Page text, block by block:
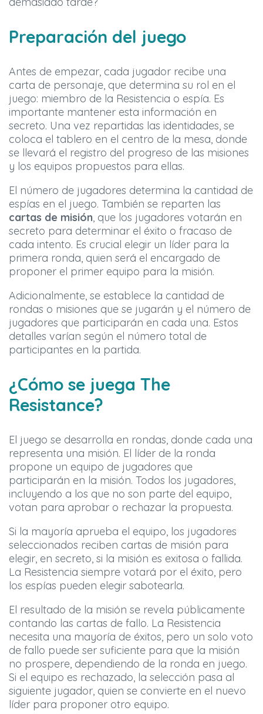
Preparación del juego
Antes de empezar, cada jugador recibe una
carta de personaje, que determina su rol en el
juego: miembro de la Resistencia o espía. Es
importante mantener esta información en
secreto. Una vez repartidas las identidades, se
coloca el tablero en el centro de la mesa, donde
se llevará el registro del progreso de las misiones
y los equipos propuestos para ellas.
El número de jugadores determina la cantidad de
espías en el juego. También se reparten las
cartas de misión, que los jugadores votarán en
secreto para determinar el éxito o fracaso de
cada intento. Es crucial elegir un líder para la
primera ronda, quien será el encargado de
proponer el primer equipo para la misión.
Adicionalmente, se establece la cantidad de
rondas o misiones que se jugarán y el número de
jugadores que participarán en cada una. Estos
detalles varían según el número total de
participantes en la partida.
¿Cómo se juega The
Resistance?
El juego se desarrolla en rondas, donde cada una
representa una misión. El líder de la ronda
propone un equipo de jugadores que
participarán en la misión. Todos los jugadores,
incluyendo a los que no son parte del equipo,
votan para aprobar o rechazar la propuesta.
Si la mayoría aprueba el equipo, los jugadores
seleccionados reciben cartas de misión para
elegir, en secreto, si la misión es exitosa o fallida.
La Resistencia siempre votará por el éxito, pero
los espías pueden elegir sabotearla.
El resultado de la misión se revela públicamente
contando las cartas de fallo. La Resistencia
necesita una mayoría de éxitos, pero un solo voto
de fallo puede ser suficiente para que la misión
no prospere, dependiendo de la ronda en juego.
Si el equipo es rechazado, la selección pasa al
siguiente jugador, quien se convierte en el nuevo
líder para proponer otro equipo.